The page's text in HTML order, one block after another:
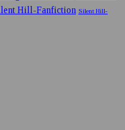
Hill-Fanfiction Silent Hill-